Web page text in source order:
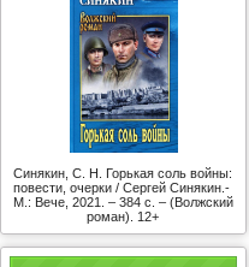
Синякин, С. Н. Горькая соль войны:
повести, очерки / Сергей Синякин.-
М.: Вече, 2021. – 384 с. – (Волжский
роман). 12+